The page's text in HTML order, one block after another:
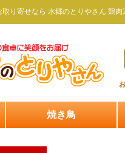
り寄せなら 水郷のとりやさん 鶏肉
焼き鳥